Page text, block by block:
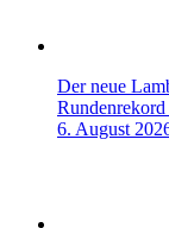
Der neue
6. August